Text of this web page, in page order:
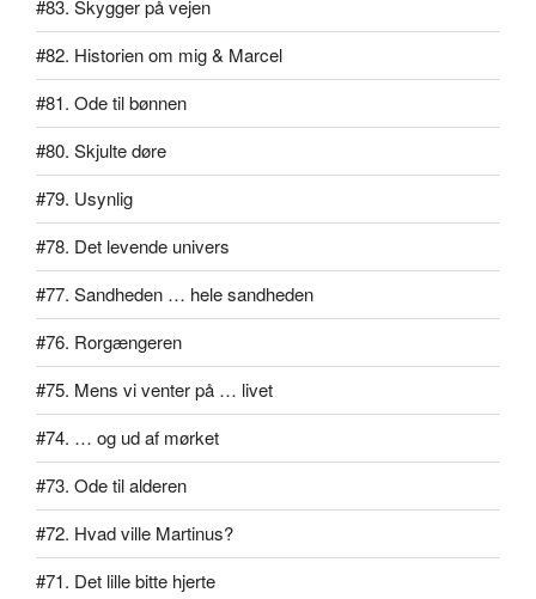
#83. Skygger på vejen
#82. Historien om mig & Marcel
#81. Ode til bønnen
#80. Skjulte døre
#79. Usynlig
#78. Det levende univers
#77. Sandheden … hele sandheden
#76. Rorgængeren
#75. Mens vi venter på … livet
#74. … og ud af mørket
#73. Ode til alderen
#72. Hvad ville Martinus?
#71. Det lille bitte hjerte